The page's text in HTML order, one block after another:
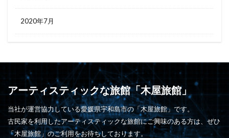
2020年7月
アーティスティックな旅館「木屋旅館」
当社が運営協力している愛媛県宇和島市の「木屋旅館」です。
古民家を利用したアーティスティックな旅館にご興味のある方は、ぜひ
「木屋旅館」のご利用をお待ちしております。